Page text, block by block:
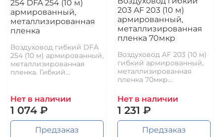
254 DFA 254 (10 м)
армированный,
металлизированная
пленка
Воздуховод гибкий DFA
254 (10 м) армированный,
металлизированная
пленка. Гибкий...
Нет в наличии
1 074 ₽
Предзаказ
203 AF 203 (10 м)
армированный,
металлизированная
пленка 70мкр
Воздуховод AF 203 (10 м)
гибкий армированный,
металлизированная
пленка 70мкр...
Нет в наличии
1 231 ₽
Предзаказ